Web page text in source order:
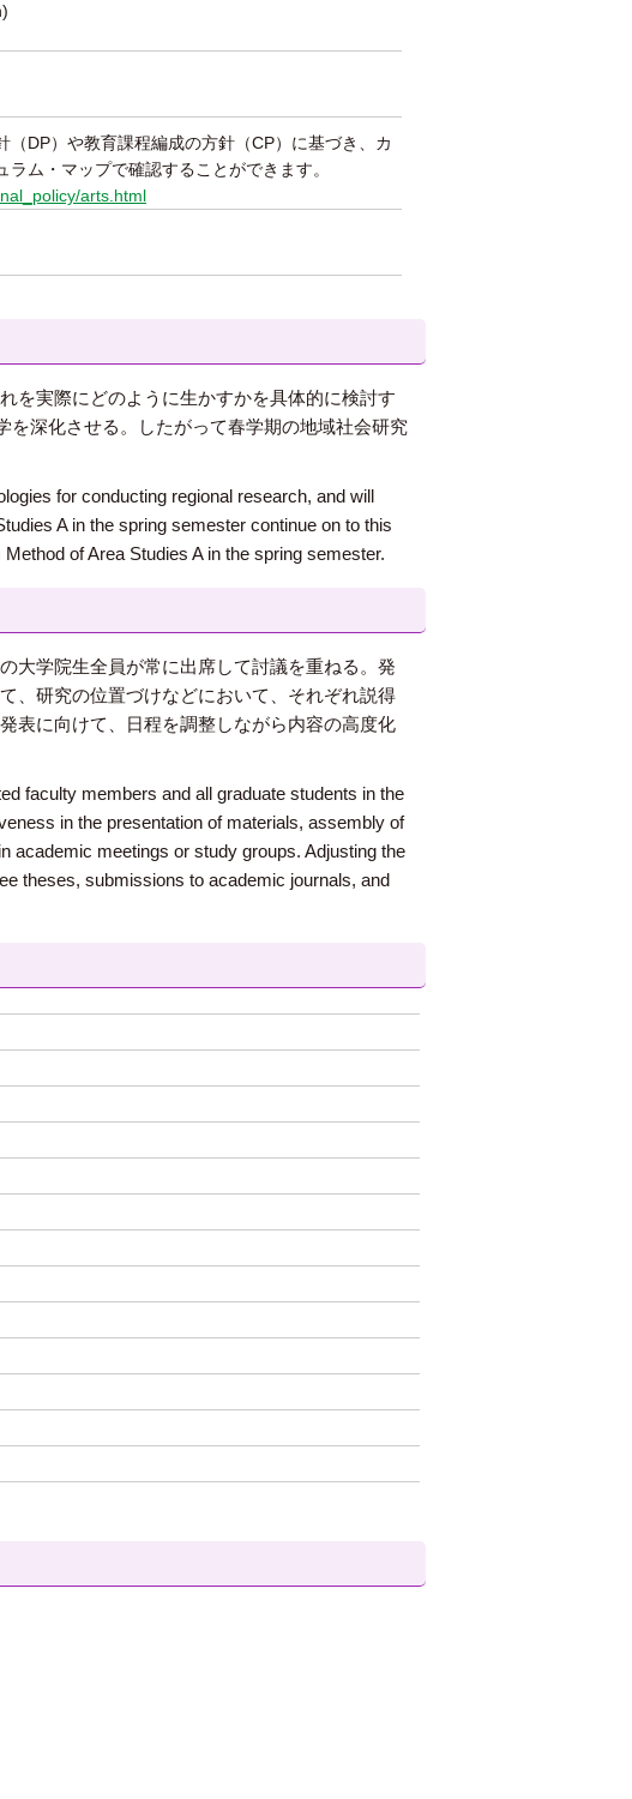
DP）や教育課程編成の方針（CP）に基づき、カ
ム・マップで確認することができます。
arts.html
を実際にどのように生かすかを具体的に検討す
を深化させる。したがって春学期の地域社会研究
for conducting regional research, and will
A in the spring semester continue on to this
of Area Studies A in the spring semester.
大学院生全員が常に出席して討議を重ねる。発
、研究の位置づけなどにおいて、それぞれ説得
表に向けて、日程を調整しながら内容の高度化
faculty members and all graduate students in the
in the presentation of materials, assembly of
academic meetings or study groups. Adjusting the
theses, submissions to academic journals, and